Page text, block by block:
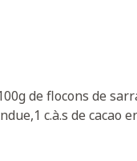
de flocons de
c.à.s de cacao